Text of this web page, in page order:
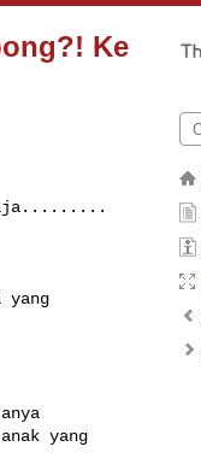
Ke
aja.........
yang
yang